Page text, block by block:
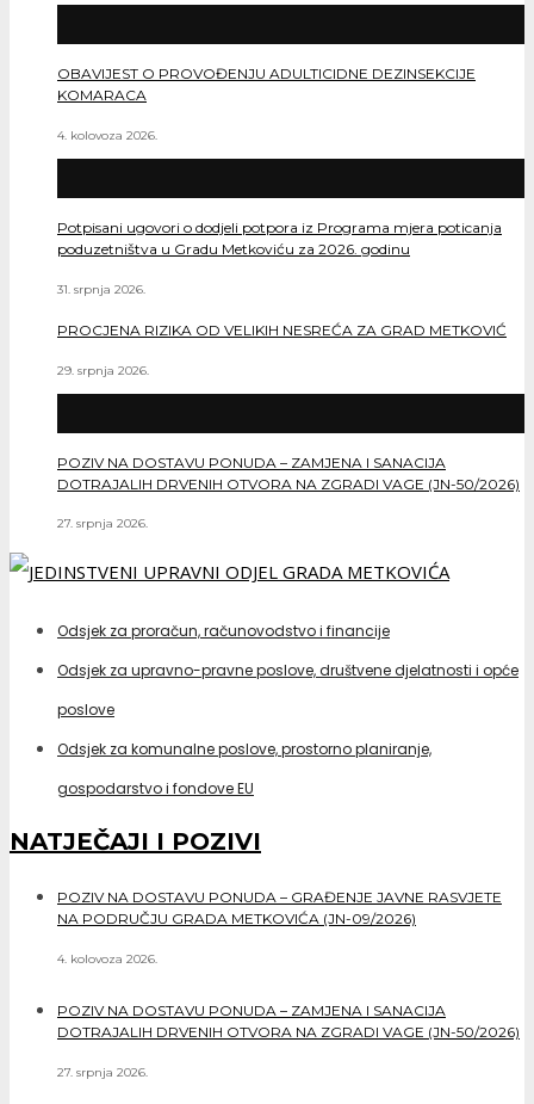
OBAVIJEST O PROVOĐENJU ADULTICIDNE DEZINSEKCIJE
KOMARACA
4. kolovoza 2026.
Potpisani ugovori o dodjeli potpora iz Programa mjera poticanja
poduzetništva u Gradu Metkoviću za 2026. godinu
31. srpnja 2026.
PROCJENA RIZIKA OD VELIKIH NESREĆA ZA GRAD METKOVIĆ
29. srpnja 2026.
POZIV NA DOSTAVU PONUDA – ZAMJENA I SANACIJA
DOTRAJALIH DRVENIH OTVORA NA ZGRADI VAGE (JN-50/2026)
27. srpnja 2026.
Odsjek za proračun, računovodstvo i financije
Odsjek za upravno-pravne poslove, društvene djelatnosti i opće
poslove
Odsjek za komunalne poslove, prostorno planiranje,
gospodarstvo i fondove EU
NATJEČAJI I POZIVI
POZIV NA DOSTAVU PONUDA – GRAĐENJE JAVNE RASVJETE
NA PODRUČJU GRADA METKOVIĆA (JN-09/2026)
4. kolovoza 2026.
POZIV NA DOSTAVU PONUDA – ZAMJENA I SANACIJA
DOTRAJALIH DRVENIH OTVORA NA ZGRADI VAGE (JN-50/2026)
27. srpnja 2026.